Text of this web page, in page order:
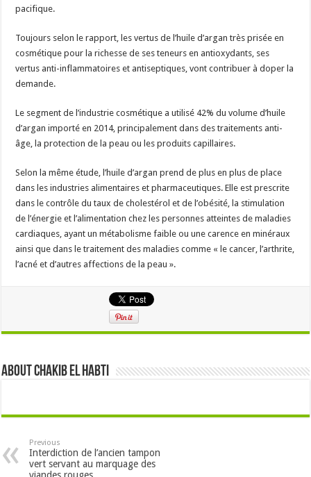
pacifique.
Toujours selon le rapport, les vertus de l’huile d’argan très prisée en
cosmétique pour la richesse de ses teneurs en antioxydants, ses
vertus anti-inflammatoires et antiseptiques, vont contribuer à doper la
demande.
Le segment de l’industrie cosmétique a utilisé 42% du volume d’huile
d’argan importé en 2014, principalement dans des traitements anti-
âge, la protection de la peau ou les produits capillaires.
Selon la même étude, l’huile d’argan prend de plus en plus de place
dans les industries alimentaires et pharmaceutiques. Elle est prescrite
dans le contrôle du taux de cholestérol et de l’obésité, la stimulation
de l’énergie et l’alimentation chez les personnes atteintes de maladies
cardiaques, ayant un métabolisme faible ou une carence en minéraux
ainsi que dans le traitement des maladies comme « le cancer, l’arthrite,
l’acné et d’autres affections de la peau ».
About Chakib el habti
Previous
Interdiction de l’ancien tampon
vert servant au marquage des